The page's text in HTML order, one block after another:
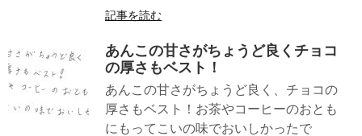
記事を読む
あんこの甘さがちょうど良くチョコ
の厚さもベスト！
あんこの甘さがちょうど良く、チョコの
厚さもベスト！お茶やコーヒーのおとも
にもってこいの味でおいしかったで